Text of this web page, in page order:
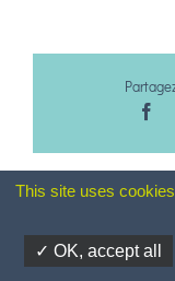
Conception de
This site uses
OK, accept all